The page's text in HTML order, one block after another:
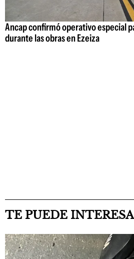
Ancap confirmó operativo especial
durante las obras en Ezeiza
TE PUEDE